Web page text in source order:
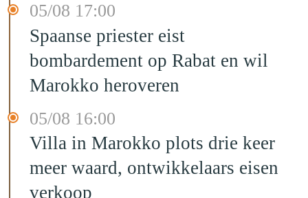
05/08 17:00
Spaanse priester eist
bombardement op Rabat en wil
Marokko heroveren
05/08 16:00
Villa in Marokko plots drie keer
meer waard, ontwikkelaars eisen
verkoop